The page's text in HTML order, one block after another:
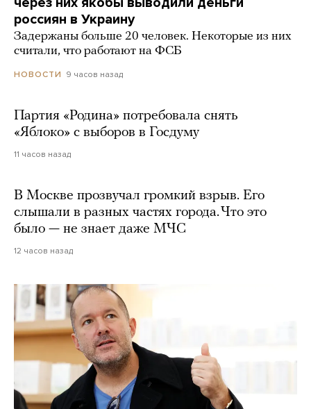
россиян в Украину
Задержаны больше 20 человек. Некоторые из них
считали, что работают на ФСБ
НОВОСТИ 9 часов назад
Партия «Родина» потребовала снять
«Яблоко» с выборов в Госдуму
11 часов назад
В Москве прозвучал громкий взрыв. Его
слышали в разных частях города. Что это
было — не знает даже МЧС
12 часов назад